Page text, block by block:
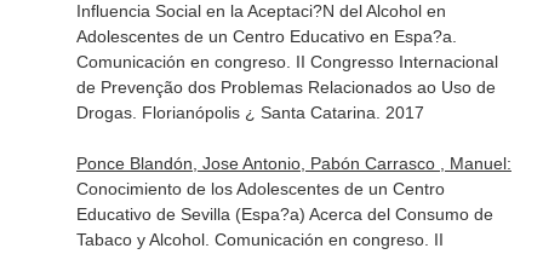
Influencia Social en la Aceptaci?N del Alcohol en
Adolescentes de un Centro Educativo en Espa?a.
Comunicación en congreso. II Congresso Internacional
de Prevenção dos Problemas Relacionados ao Uso de
Drogas. Florianópolis ¿ Santa Catarina. 2017
Ponce Blandón, Jose Antonio, Pabón Carrasco , Manuel:
Conocimiento de los Adolescentes de un Centro
Educativo de Sevilla (Espa?a) Acerca del Consumo de
Tabaco y Alcohol. Comunicación en congreso. II